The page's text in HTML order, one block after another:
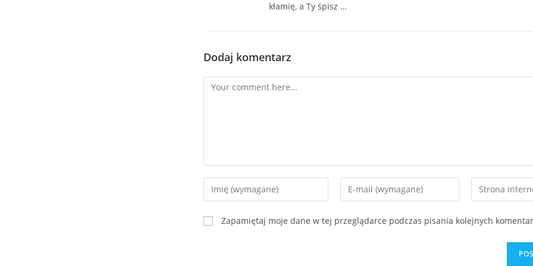
kłamię, a Ty śpisz …
Dodaj komentarz
Zapamiętaj moje dane w tej przeglądarce podczas pisania kolejnych